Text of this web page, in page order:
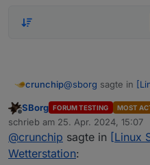
crunchip@sborg sagte in
Zum Verständnis:
der Simple-API
Das habe ich dann
der Rest-API sei
Offline
SBorg FORUM TESTING MOST
schrieb am 25. Apr. 2024, 15:07
zuletzt editiert von
@crunchip sagte in [Linux
Wetterstation: